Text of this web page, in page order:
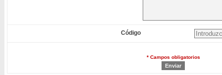
Código
* Campos obligatorios